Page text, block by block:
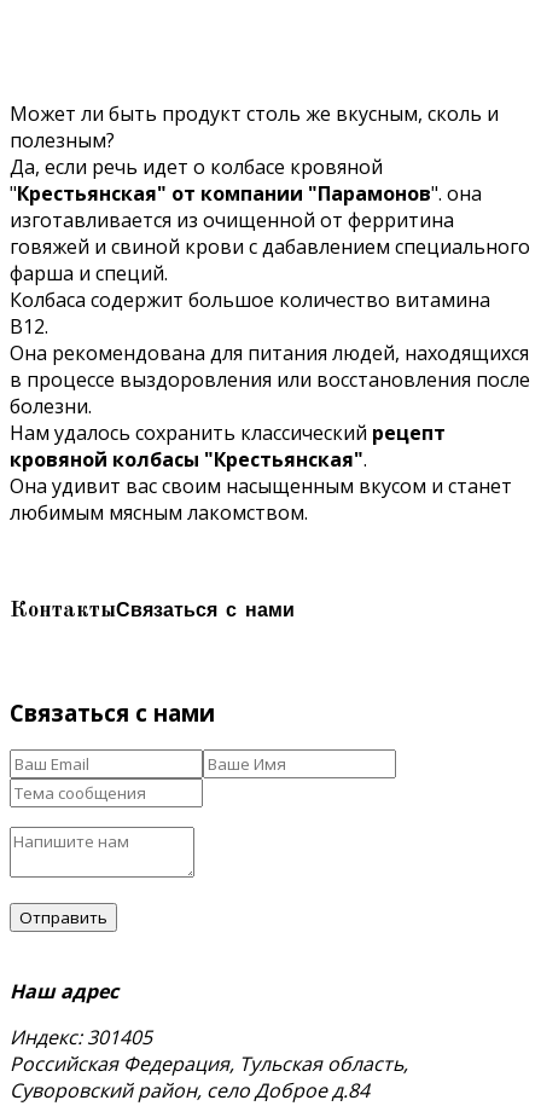
Может ли быть продукт столь же вкусным, сколь и
полезным?
Да, если речь идет о колбасе кровяной
"Крестьянская" от компании "Парамонов". она
изготавливается из очищенной от ферритина
говяжей и свиной крови с дабавлением специального
фарша и специй.
Колбаса содержит большое количество витамина
В12.
Она рекомендована для питания людей, находящихся
в процессе выздоровления или восстановления после
болезни.
Нам удалось сохранить классический рецепт
кровяной колбасы "Крестьянская".
Она удивит вас своим насыщенным вкусом и станет
любимым мясным лакомством.
КонтактыСвязаться с нами
Связаться с нами
Наш адрес
Индекс: 301405
Российская Федерация, Тульская область,
Суворовский район, село Доброе д.84